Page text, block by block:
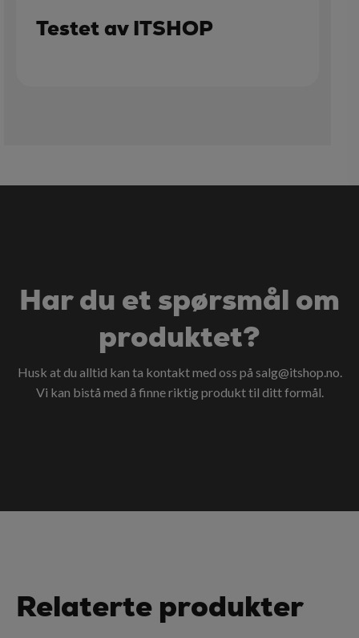
Testet av ITSHOP
Har du et spørsmål om
produktet?
Husk at du alltid kan ta kontakt med oss på salg@itshop.no.
Vi kan bistå med å finne riktig produkt til ditt formål.
Relaterte produkter